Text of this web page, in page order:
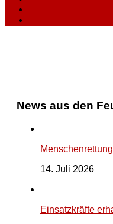
News aus den
14. Juli 2026
Einsatzkräfte